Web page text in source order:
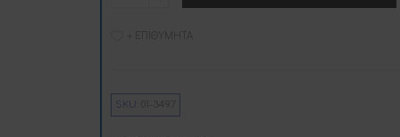
+ ΕΠΙΘΥΜΗΤΆ
SKU: